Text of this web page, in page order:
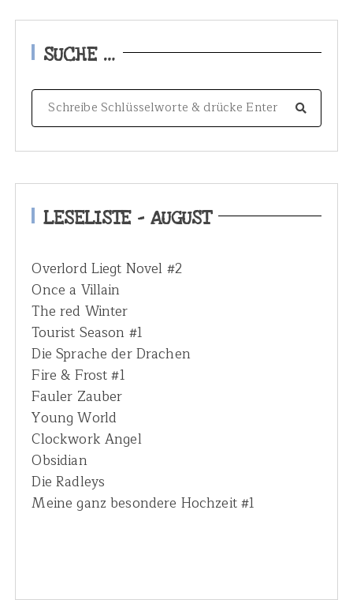
SUCHE …
S
e
c
h
f
r
:
LESELISTE – AUGUST
Overlord Liegt Novel #2
Once a Villain
The red Winter
Tourist Season #1
Die Sprache der Drachen
Fire & Frost #1
Fauler Zauber
Young World
Clockwork Angel
Obsidian
Die Radleys
Meine ganz besondere Hochzeit #1